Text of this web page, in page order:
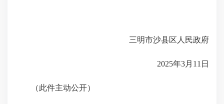
三明市沙县区人民政府
2025年3月11日
（此件主动公开）